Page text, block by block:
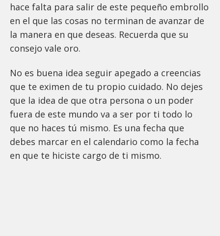
hace falta para salir de este pequeño embrollo
en el que las cosas no terminan de avanzar de
la manera en que deseas. Recuerda que su
consejo vale oro.
No es buena idea seguir apegado a creencias
que te eximen de tu propio cuidado. No dejes
que la idea de que otra persona o un poder
fuera de este mundo va a ser por ti todo lo
que no haces tú mismo. Es una fecha que
debes marcar en el calendario como la fecha
en que te hiciste cargo de ti mismo.